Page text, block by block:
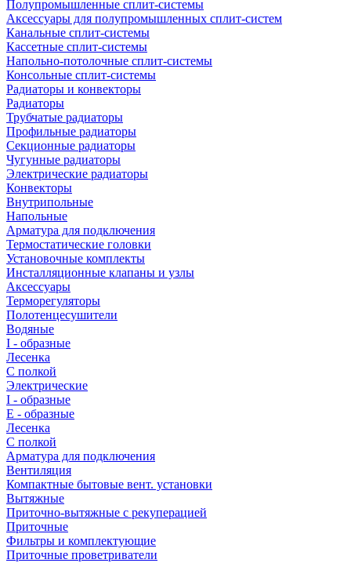
Полупромышленные сплит-системы
Аксессуары для полупромышленных сплит-систем
Канальные сплит-системы
Кассетные сплит-системы
Напольно-потолочные сплит-системы
Консольные сплит-системы
Радиаторы и конвекторы
Радиаторы
Трубчатые радиаторы
Профильные радиаторы
Секционные радиаторы
Чугунные радиаторы
Электрические радиаторы
Конвекторы
Внутрипольные
Напольные
Арматура для подключения
Термостатические головки
Установочные комплекты
Инсталляционные клапаны и узлы
Аксессуары
Терморегуляторы
Полотенцесушители
Водяные
I - образные
Лесенка
С полкой
Электрические
I - образные
E - образные
Лесенка
С полкой
Арматура для подключения
Вентиляция
Компактные бытовые вент. установки
Вытяжные
Приточно-вытяжные с рекуперацией
Приточные
Фильтры и комплектующие
Приточные проветриватели